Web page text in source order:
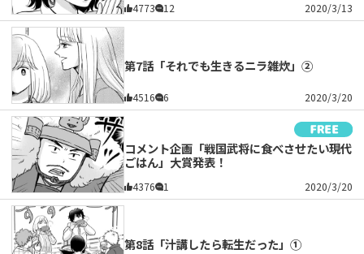
4773 12 2020/3/13
第7話「それでも生きるニラ雑炊」②
4516 6 2020/3/20
コメント企画「戦国武将に食べさせたい現代
ごはん」大賞発表！
4376 1 2020/3/20
第8話「汁講したら転生だった」①